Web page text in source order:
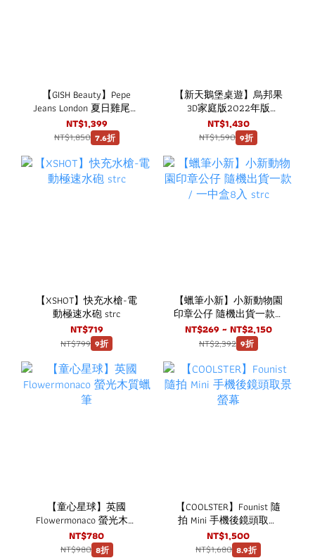
【GISH Beauty】Pepe
Jeans London 夏日雞尾酒
淡香水經典禮盒 (限量版)
NT$1,399
NT$1,850 7.6折
【新天鵝堡桌遊】烏邦果
3D家庭版2022年版
Ubongo: 3D Family 2022
NT$1,430
NT$1,590 9折
【XSHOT】快充水槍-電
動極速水砲 strc
NT$719
NT$799 9折
【蠟筆小新】小新動物園
印章公仔 隨機出貨一款 /
一中盒8入 strc
NT$269 ~ NT$2,150
NT$2,392 9折
【童心星球】英國
Flowermonaco 螢光木質
蠟筆
NT$780
NT$980 8折
【COOLSTER】Founist 隨
拍 Mini 手機後鏡頭取景
螢幕
NT$1,500
NT$1,680 8.9折